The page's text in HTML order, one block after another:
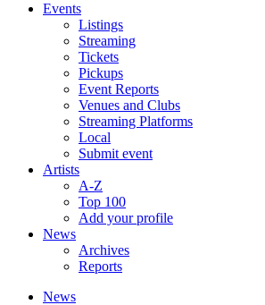
Events
Listings
Streaming
Tickets
Pickups
Event Reports
Venues and Clubs
Streaming Platforms
Local
Submit event
Artists
A-Z
Top 100
Add your profile
News
Archives
Reports
News